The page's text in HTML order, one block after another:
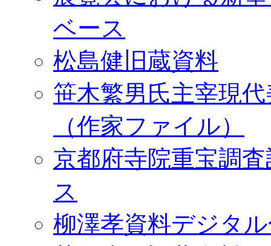
ベース
松島健旧蔵資料
笹木繁男氏主宰現
（作家ファイル）
京都府寺院重宝調
ス
柳澤孝資料デジタ